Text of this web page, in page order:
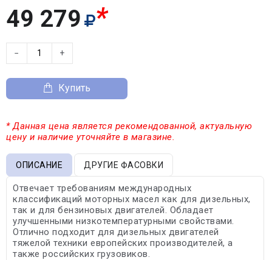
49 279 *
− +
Купить
* Данная цена является рекомендованной, актуальную
цену и наличие уточняйте в магазине.
ОПИСАНИЕ ДРУГИЕ ФАСОВКИ
Отвечает требованиям международных
классификаций моторных масел как для дизельных,
так и для бензиновых двигателей. Обладает
улучшенными низкотемпературными свойствами.
Отлично подходит для дизельных двигателей
тяжелой техники европейских производителей, а
также российских грузовиков.